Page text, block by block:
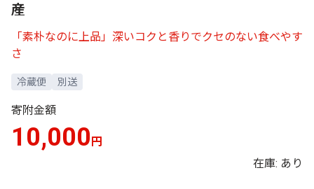
産
「素朴なのに上品」深いコクと香りでクセのない食べやす
さ
冷蔵便 別送
寄附金額
10,000 円
在庫: あり